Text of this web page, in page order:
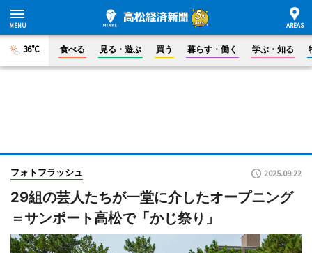
36°C 食べる 見る・遊ぶ 買う 暮らす・働く 学ぶ・知る
フォトフラッシュ 2025.09.22
29組の芸人たちが一堂に介したオープニング
＝サンポート高松で「かじ祭り」